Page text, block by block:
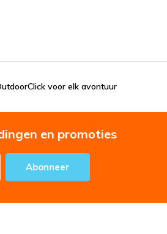
voor elk avontuur
en promoties
Abonneer